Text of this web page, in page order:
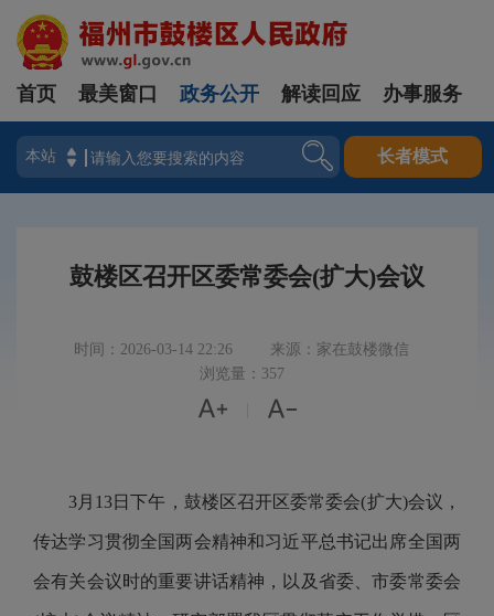
登录
首页 最美窗口 政务公开 解读回应 办事服务
长者模式
鼓楼区召开区委常委会(扩大)会议
时间：2026-03-14 22:26
来源：家在鼓楼微信
浏览量：357
 
3月13日下午，鼓楼区召开区委常委会(扩大)会议，
传达学习贯彻全国两会精神和习近平总书记出席全国两
会有关会议时的重要讲话精神，以及省委、市委常委会